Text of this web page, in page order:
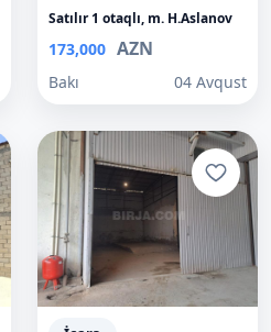
Satılır 1 otaqlı, m. H.Aslanov
173,000 AZN
Bakı 04 Avqust